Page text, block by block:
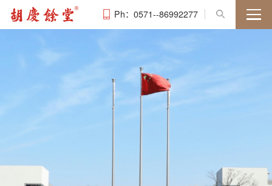
Ph：0571--86992277